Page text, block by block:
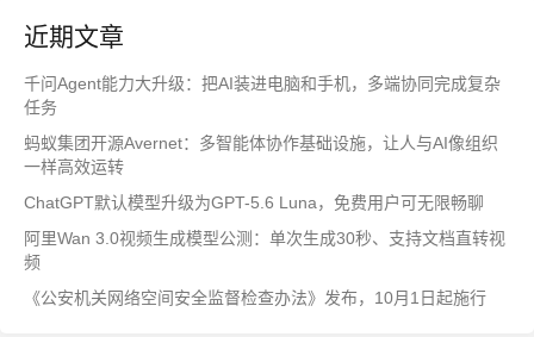
近期文章
千问Agent能力大升级：把AI装进电脑和手机，多端协同完成复杂
任务
蚂蚁集团开源Avernet：多智能体协作基础设施，让人与AI像组织
一样高效运转
ChatGPT默认模型升级为GPT-5.6 Luna，免费用户可无限畅聊
阿里Wan 3.0视频生成模型公测：单次生成30秒、支持文档直转视
频
《公安机关网络空间安全监督检查办法》发布，10月1日起施行